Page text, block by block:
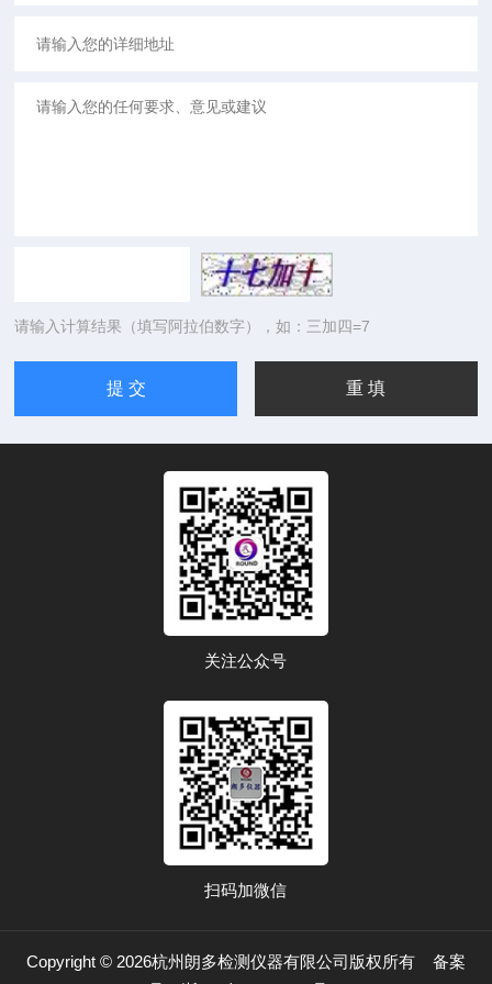
请输入计算结果（填写阿拉伯数字），如：三加四=7
关注公众号
扫码加微信
Copyright © 2026杭州朗多检测仪器有限公司版权所有 备案